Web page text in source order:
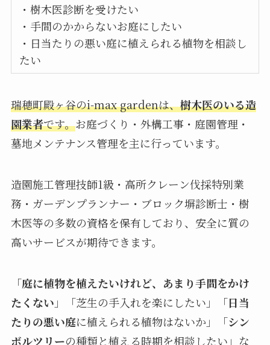
・樹木医診断を受けたい
・手間のかからないお庭にしたい
・日当たりの悪い庭に植えられる植物を相談し
たい
瑞穂町殿ヶ谷のi-max gardenは、樹木医のいる造
園業者です。お庭づくり・外構工事・庭園管理・
墓地メンテナンス管理を主に行っています。
造園施工管理技師1級・高所クレーン伐採特別業
務・ガーデンプランナー・ブロック塀診断士・樹
木医等の多数の資格を保有しており、安全に質の
高いサービスが期待できます。
「庭に植物を植えたいけれど、あまり手間をかけ
たくない 」「芝生の手入れを楽にしたい」「日当
たりの悪い庭に植えられる植物はないか」「シン
ボルツリーの種類と植える時期を相談したい」な